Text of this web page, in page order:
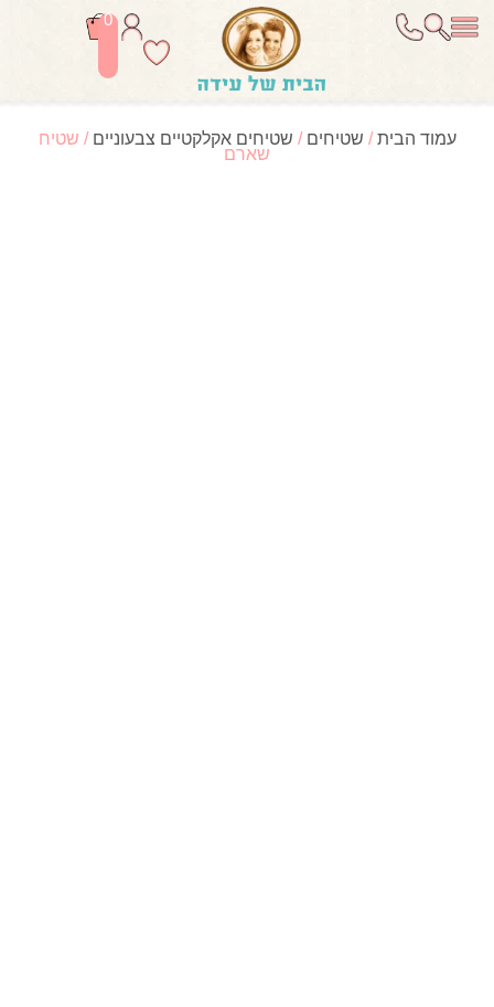
0
עמוד הבית/ שטיחים / שטיחים אקלקטיים צבעוניים / שטיח
שארם